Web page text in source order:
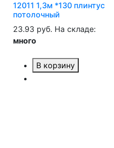
12011 1,3м *130 плинтус
потолочный
23.93 руб. На складе:
много
В корзину